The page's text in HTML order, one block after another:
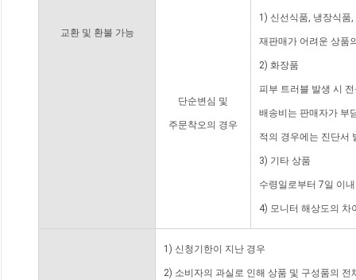
교환 및 환불 가능
단순변심 및
주문착오의 경우
1) 신선식품, 냉장식품
재판매가 어려운 상품
2) 화장품
피부 트러블 발생 시
배송비는 판매자가 부
적의 경우에는 진단서
3) 기타 상품
수령일로부터 7일 이
4) 모니터 해상도의 차
1) 신청기한이 지난 경우
2) 소비자의 과실로 인해 상품 및 구성품의